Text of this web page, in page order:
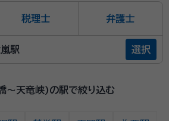
税理士 弁護士
駅 選択
～天竜峡)の駅で絞り込む